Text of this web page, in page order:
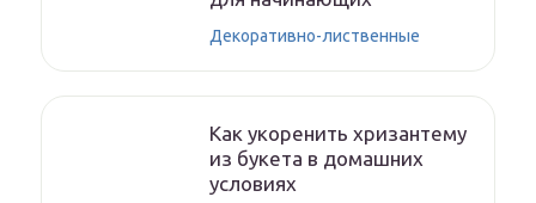
Декоративно-лиственные
Как укоренить хризантему
из букета в домашних
условиях